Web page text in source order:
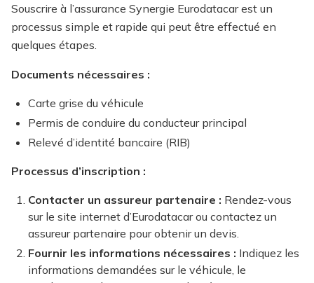
Souscrire à l’assurance Synergie Eurodatacar est un
processus simple et rapide qui peut être effectué en
quelques étapes.
Documents nécessaires :
Carte grise du véhicule
Permis de conduire du conducteur principal
Relevé d’identité bancaire (RIB)
Processus d’inscription :
Contacter un assureur partenaire : Rendez-vous
sur le site internet d’Eurodatacar ou contactez un
assureur partenaire pour obtenir un devis.
Fournir les informations nécessaires : Indiquez les
informations demandées sur le véhicule, le